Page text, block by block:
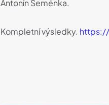
Antonín Seménka.
Kompletní výsledky.